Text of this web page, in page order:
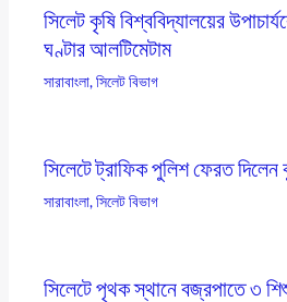
সিলেট কৃষি বিশ্ববিদ্যালয়ের
ঘণ্টার আলটিমেটাম
সারাবাংলা,সিলেট বিভাগ
সিলেটে ট্রাফিক পুলিশ ফেরত দিলেন
সারাবাংলা,সিলেট বিভাগ
সিলেটে পৃথক স্থানে বজ্রপাতে ৩